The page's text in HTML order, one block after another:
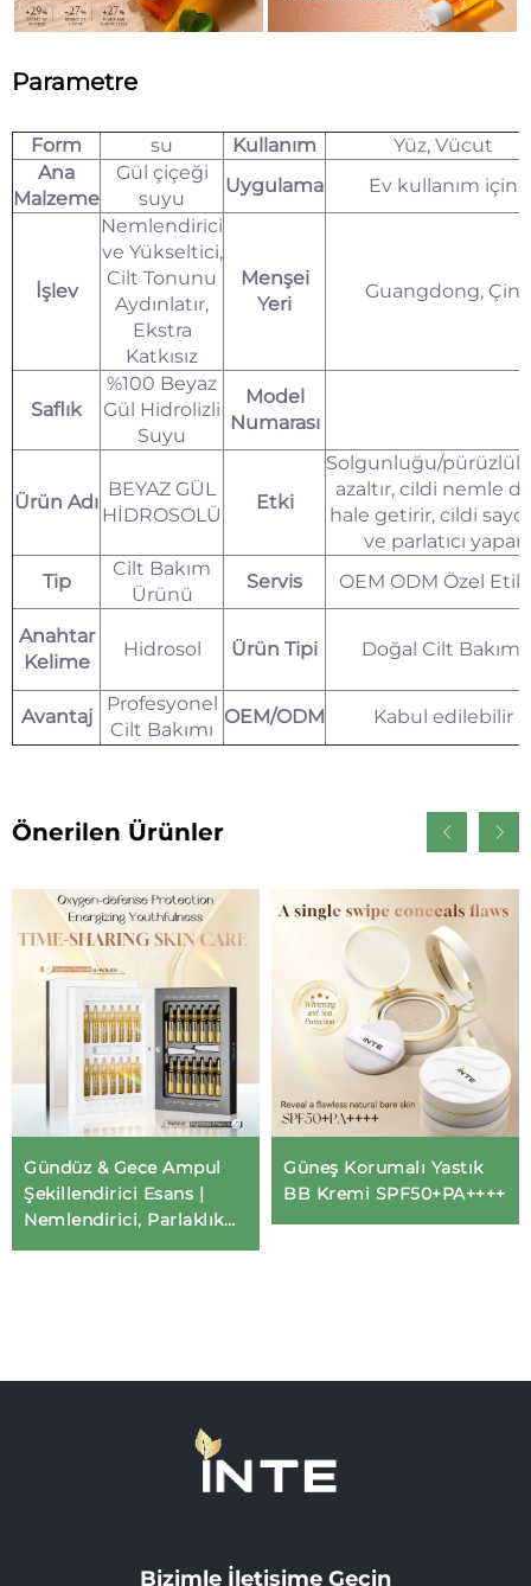
Parametre
Form su Kullanım
Yüz, Vücut
Ana
Malzeme
Gül çiçeği
suyu
Uygulama Ev kullanım için
İşlev
Nemlendirici
ve Yükseltici,
Cilt Tonunu
Aydınlatır,
Ekstra
Katkısız
Menşei
Yeri
Guangdong, Çin
Saflık
%100 Beyaz
Gül Hidrolizli
Suyu
Model
Numarası
Ürün Adı
BEYAZ GÜL
HİDROSOLÜ
Etki
Solgunluğu/
azaltır, cildi nemle
hale getirir, cildi
ve parlatıcı yapar
Tip
Cilt Bakım
Ürünü
Servis OEM ODM Özel
Anahtar
Kelime
Hidrosol Ürün Tipi Doğal Cilt Bakımı
Avantaj
Profesyonel
Cilt Bakımı
OEM/ODM Kabul edilebilir
Önerilen Ürünler
Gündüz & Gece Ampul
Şekillendirici Esans |
Nemlendirici, Parlaklık
Verici ve Yaşlanmaya
Güneş Korumalı Yastık
BB Kremi SPF50+PA++++
Bizimle İletişime Geçin